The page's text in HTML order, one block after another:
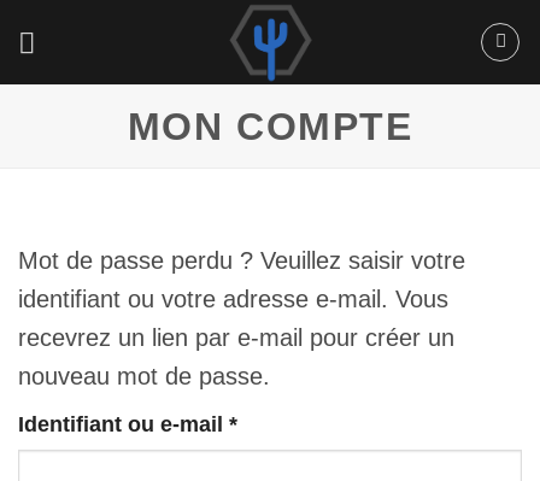
MON COMPTE
Mot de passe perdu ? Veuillez saisir votre
identifiant ou votre adresse e-mail. Vous
recevrez un lien par e-mail pour créer un
nouveau mot de passe.
Identifiant ou e-mail *Requis